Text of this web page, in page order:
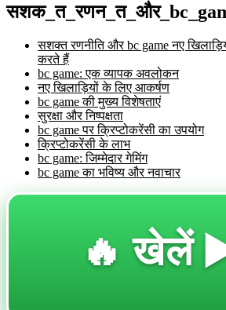
सशक्त रणनीति और bc game नए
करते हैं
bc game: एक व्यापक अवलोकन
नए खिलाड़ियों के लिए आकर्षण
bc game की मुख्य विशेषताएं
सुरक्षा और निष्पक्षता
bc game पर क्रिप्टोकरेंसी का उपयोग
क्रिप्टोकरेंसी के लाभ
bc game: जिम्मेदार गेमिंग
bc game का भविष्य और नवाचार
🔥 खेलें